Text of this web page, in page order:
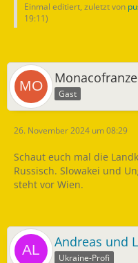
Einmal editiert, zuletzt von
19:11)
Monacofranze
Gast
26. November 2024 um 08:29
Schaut euch mal die
Russisch. Slowakei und
steht vor Wien.
Andreas und
Ukraine-Profi